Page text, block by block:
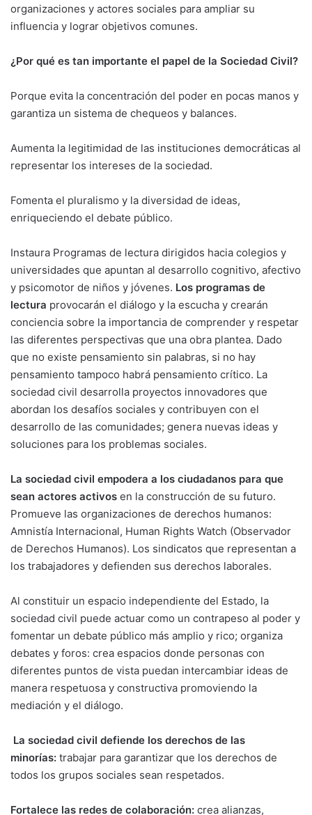
organizaciones y actores sociales para ampliar su
influencia y lograr objetivos comunes.
¿Por qué es tan importante el papel de la Sociedad Civil?
Porque evita la concentración del poder en pocas manos y
garantiza un sistema de chequeos y balances.
Aumenta la legitimidad de las instituciones democráticas al
representar los intereses de la sociedad.
Fomenta el pluralismo y la diversidad de ideas,
enriqueciendo el debate público.
Instaura Programas de lectura dirigidos hacia colegios y
universidades que apuntan al desarrollo cognitivo, afectivo
y psicomotor de niños y jóvenes. Los programas de
lectura provocarán el diálogo y la escucha y crearán
conciencia sobre la importancia de comprender y respetar
las diferentes perspectivas que una obra plantea. Dado
que no existe pensamiento sin palabras, si no hay
pensamiento tampoco habrá pensamiento crítico. La
sociedad civil desarrolla proyectos innovadores que
abordan los desafíos sociales y contribuyen con el
desarrollo de las comunidades; genera nuevas ideas y
soluciones para los problemas sociales.
La sociedad civil empodera a los ciudadanos para que
sean actores activos en la construcción de su futuro.
Promueve las organizaciones de derechos humanos:
Amnistía Internacional, Human Rights Watch (Observador
de Derechos Humanos). Los sindicatos que representan a
los trabajadores y defienden sus derechos laborales.
Al constituir un espacio independiente del Estado, la
sociedad civil puede actuar como un contrapeso al poder y
fomentar un debate público más amplio y rico; organiza
debates y foros: crea espacios donde personas con
diferentes puntos de vista puedan intercambiar ideas de
manera respetuosa y constructiva promoviendo la
mediación y el diálogo.
La sociedad civil defiende los derechos de las
minorías: trabajar para garantizar que los derechos de
todos los grupos sociales sean respetados.
Fortalece las redes de colaboración: crea alianzas,